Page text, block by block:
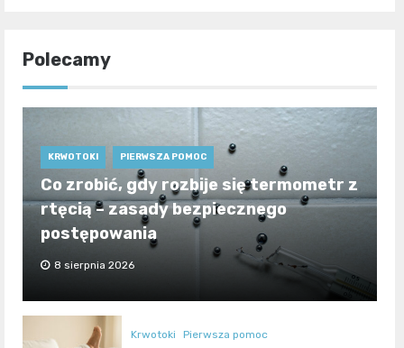
Polecamy
KRWOTOKI PIERWSZA POMOC
Co zrobić, gdy rozbije się termometr z
rtęcią – zasady bezpiecznego
postępowania
8 sierpnia 2026
Krwotoki Pierwsza pomoc